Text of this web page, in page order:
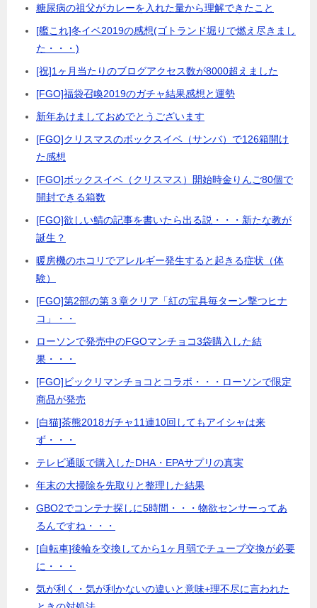
糖尿病の祖父がカレーを入れた量から理解できたこと
[艦これ]冬イベ2019の感想(ゴトランド堀りで燃え尽きまし
た・・・)
[祝]1ヶ月当たりのブログアクセス数が8000超えました
[FGO]福袋召喚2019のガチャ結果感想と運勢
新年あけましておめでとうございます
[FGO]クリスマスのボックスイベ（サンバ）で126箱開け
た感想
[FGO]ボックスイベ（クリスマス）開始時金りんご80個で
開封できる箱数
[FGO]欲しい鯖の記事を書いたら出る説・・・新たな教が
誕生？
暖房機のホコリでアレルギー発生すると起きる症状（体
験）
[FGO]第2部の第３章クリア「紅の宝具毎ターン撃つヒナ
コ」・・
ローソンで発売中のFGOマンチョコ3袋購入した結
果・・・
[FGO]ビックリマンチョコとコラボ・・・ローソンで限定
商品が発売
[白猫]茶熊2018ガチャ11連10回してもアイシャは来
ず・・・
テレビ通販で購入したDHA・EPAサプリの真実
年末の大掃除を先取りと整理した結果
GBO2でコンテナ探しに5時間・・・物欲センサーってあ
るんですね・・・
[自転車]後輪を交換してから1ヶ月弱でチューブ交換が必要
に・・・
気が利く・気が利かないの違いと意味+理不尽に言われた